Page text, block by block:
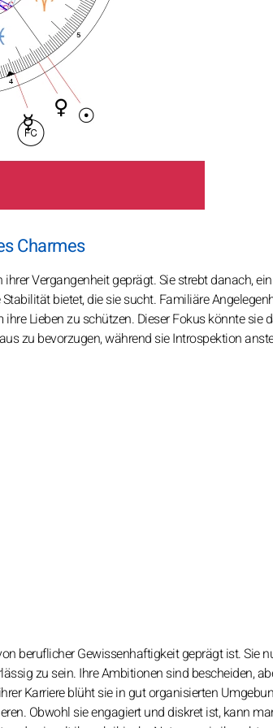
Charmes
Vergangenheit geprägt. Sie strebt danach, ein
bietet, die sie sucht. Familiäre
Lieben zu schützen. Dieser Fokus könnte sie
zu bevorzugen, während sie Introspektion
beruflicher Gewissenhaftigkeit geprägt ist. Sie
zu sein. Ihre Ambitionen sind bescheiden,
Karriere blüht sie in gut organisierten
Obwohl sie engagiert und diskret ist, kann